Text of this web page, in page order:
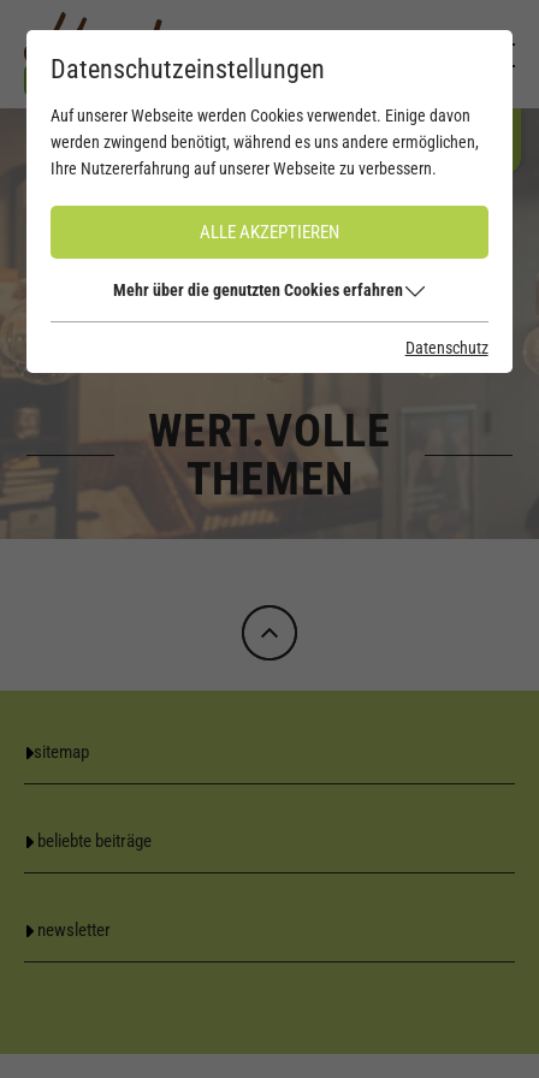
WERT.VOLLE
THEMEN
sitemap
beliebte beiträge
newsletter
Datenschutzeinstellungen
Auf unserer Webseite werden Cookies verwendet. Einige davon
werden zwingend benötigt, während es uns andere ermöglichen,
Ihre Nutzererfahrung auf unserer Webseite zu verbessern.
ALLE AKZEPTIEREN
Mehr über die genutzten Cookies erfahren
Datenschutz